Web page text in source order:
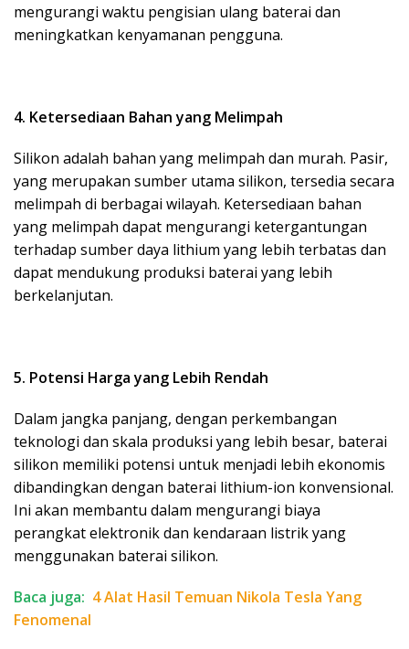
mengurangi waktu pengisian ulang baterai dan
meningkatkan kenyamanan pengguna.
4. Ketersediaan Bahan yang Melimpah
Silikon adalah bahan yang melimpah dan murah. Pasir,
yang merupakan sumber utama silikon, tersedia secara
melimpah di berbagai wilayah. Ketersediaan bahan
yang melimpah dapat mengurangi ketergantungan
terhadap sumber daya lithium yang lebih terbatas dan
dapat mendukung produksi baterai yang lebih
berkelanjutan.
5. Potensi Harga yang Lebih Rendah
Dalam jangka panjang, dengan perkembangan
teknologi dan skala produksi yang lebih besar, baterai
silikon memiliki potensi untuk menjadi lebih ekonomis
dibandingkan dengan baterai lithium-ion konvensional.
Ini akan membantu dalam mengurangi biaya
perangkat elektronik dan kendaraan listrik yang
menggunakan baterai silikon.
Baca juga: 4 Alat Hasil Temuan Nikola Tesla Yang
Fenomenal